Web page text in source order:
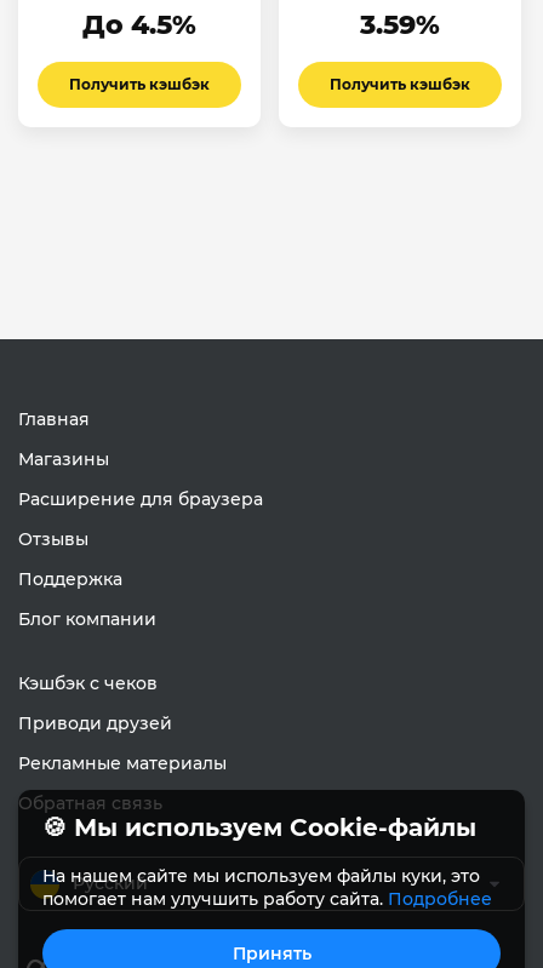
До 4.5%
Получить кэшбэк
3.59%
Получить кэшбэк
Главная
Магазины
Расширение для браузера
Отзывы
Поддержка
Блог компании
Кэшбэк с чеков
Приводи друзей
Рекламные материалы
Обратная связь
Русский
🍪 Мы используем Cookie-файлы
На нашем сайте мы используем файлы куки, это
помогает нам улучшить работу сайта. Подробнее
Принять